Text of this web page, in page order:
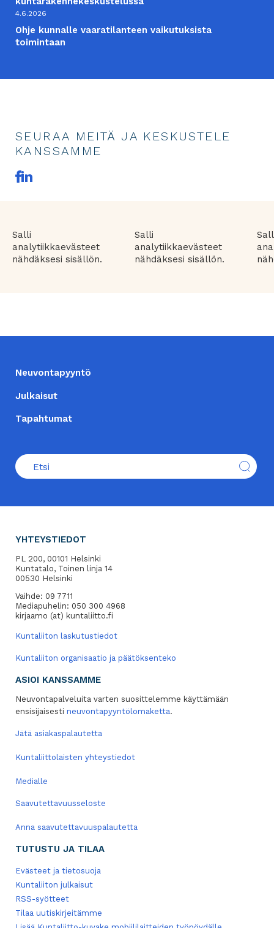
4.6.2026
Ohje kunnalle vaaratilanteen vaikutuksista
toimintaan
SEURAA MEITÄ JA KESKUSTELE
KANSSAMME
o
k
linkki
toiseen
toiseen
palveluun
Salli
analytiikkaevästeet
nähdäksesi sisällön.
Salli
analytiikkaevästeet
nähdäksesi sisällön.
ALATUNNISTE
Neuvontapyyntö
Julkaisut
Tapahtumat
YHTEYSTIEDOT
PL 200, 00101 Helsinki
Kuntatalo, Toinen linja 14
00530 Helsinki
Vaihde: 09 7711
Mediapuhelin: 050 300 4968
kirjaamo (at) kuntaliitto.fi
Kuntaliiton laskutustiedot
Kuntaliiton organisaatio ja päätöksenteko
ASIOI KANSSAMME
Neuvontapalveluita varten suosittelemme käyttämään
ensisijaisesti neuvontapyyntölomaketta.
Jätä asiakaspalautetta
Kuntaliittolaisten yhteystiedot
Medialle
Saavutettavuusseloste
Anna saavutettavuuspalautetta
TUTUSTU JA TILAA
Evästeet ja tietosuoja
Kuntaliiton julkaisut
RSS-syötteet
Tilaa uutiskirjeitämme